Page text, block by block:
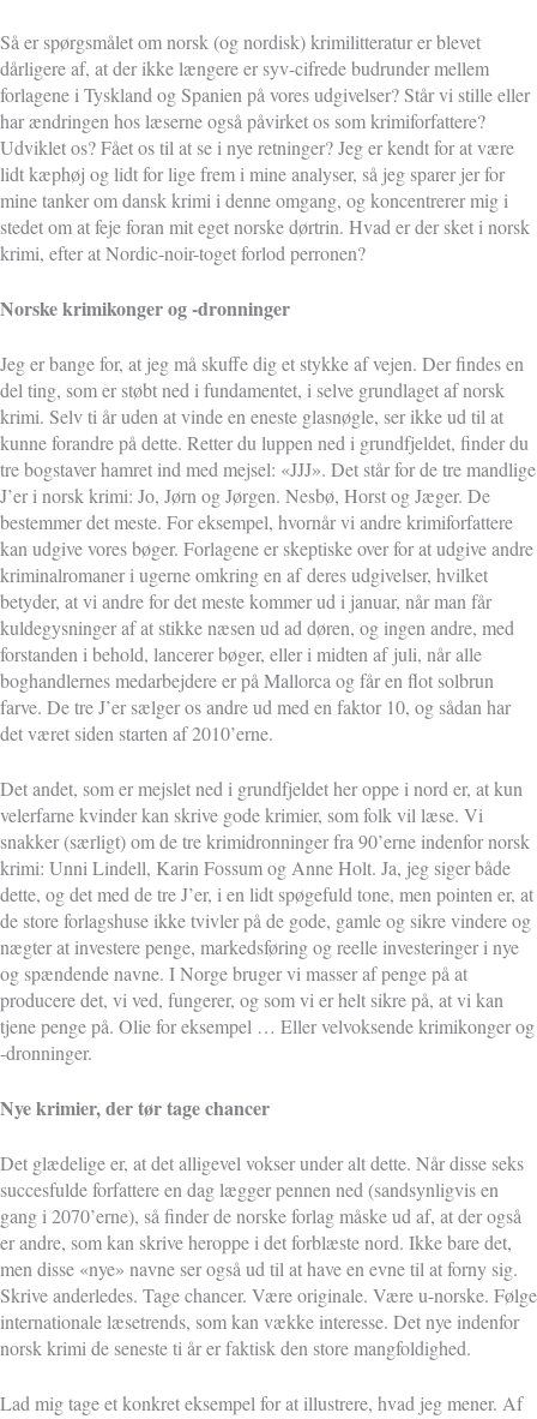
Så er spørgsmålet om norsk (og nordisk) krimilitteratur er blevet
dårligere af, at der ikke længere er syv-cifrede budrunder mellem
forlagene i Tyskland og Spanien på vores udgivelser? Står vi stille eller
har ændringen hos læserne også påvirket os som krimiforfattere?
Udviklet os? Fået os til at se i nye retninger? Jeg er kendt for at være
lidt kæphøj og lidt for lige frem i mine analyser, så jeg sparer jer for
mine tanker om dansk krimi i denne omgang, og koncentrerer mig i
stedet om at feje foran mit eget norske dørtrin. Hvad er der sket i norsk
krimi, efter at Nordic-noir-toget forlod perronen?
Norske krimikonger og -dronninger
Jeg er bange for, at jeg må skuffe dig et stykke af vejen. Der findes en
del ting, som er støbt ned i fundamentet, i selve grundlaget af norsk
krimi. Selv ti år uden at vinde en eneste glasnøgle, ser ikke ud til at
kunne forandre på dette. Retter du luppen ned i grundfjeldet, finder du
tre bogstaver hamret ind med mejsel: «JJJ». Det står for de tre mandlige
J’er i norsk krimi: Jo, Jørn og Jørgen. Nesbø, Horst og Jæger. De
bestemmer det meste. For eksempel, hvornår vi andre krimiforfattere
kan udgive vores bøger. Forlagene er skeptiske over for at udgive andre
kriminalromaner i ugerne omkring en afderes udgivelser, hvilket
betyder, at vi andre for det meste kommer ud i januar, når man får
kuldegysninger af at stikke næsen ud ad døren, og ingen andre, med
forstanden i behold, lancerer bøger, eller i midten af juli, når alle
boghandlernes medarbejdere er på Mallorca og får en flot solbrun
farve. De tre J’er sælger os andre ud med en faktor 10, og sådan har
det været siden starten af 2010’erne.
Det andet, som er mejslet ned i grundfjeldet her oppe i nord er, at kun
velerfarne kvinder kan skrive gode krimier, som folk vil læse. Vi
snakker (særligt) om de tre krimidronninger fra 90’erne indenfor norsk
krimi: Unni Lindell, Karin Fossum og Anne Holt. Ja, jeg siger både
dette, og det med de tre J’er, i en lidt spøgefuld tone, men pointen er, at
de store forlagshuse ikke tvivler på de gode, gamle og sikre vindere og
nægter at investere penge, markedsføring og reelle investeringer i nye
og spændende navne. I Norge bruger vi masser af penge på at
producere det, vi ved, fungerer, og som vi er helt sikre på, at vi kan
tjene penge på. Olie for eksempel … Eller velvoksende krimikonger og
-dronninger.
Nye krimier, der tør tage chancer
Det glædelige er, at det alligevel vokser under alt dette. Når disse seks
succesfulde forfattere en dag lægger pennen ned (sandsynligvis en
gang i 2070’erne), så finder de norske forlag måske ud af, at der også
er andre, som kan skrive heroppe i det forblæste nord. Ikke bare det,
men disse «nye» navne ser også ud til at have en evne til at forny sig.
Skrive anderledes. Tage chancer. Være originale. Være u-norske. Følge
internationale læsetrends, som kan vække interesse. Det nye indenfor
norsk krimi de seneste ti år er faktisk den store mangfoldighed.
Lad mig tage et konkret eksempel for at illustrere, hvad jeg mener. Af